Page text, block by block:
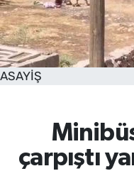
ASAYİŞ
çarpıştı
SAĞLIK
TV REHBERİ